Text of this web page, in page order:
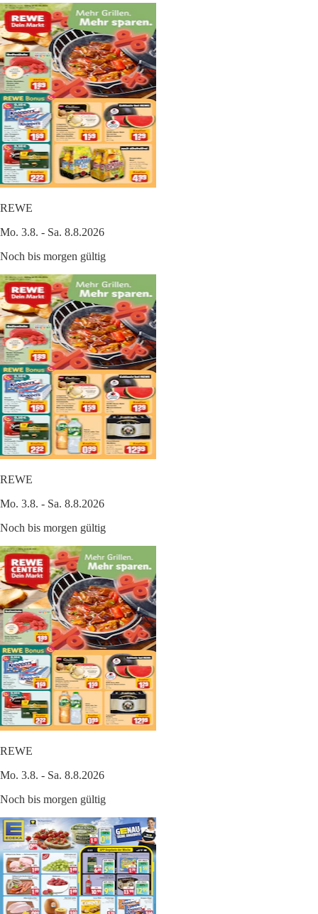
REWE
Mo. 3.8. - Sa. 8.8.2026
Noch bis morgen gültig
REWE
Mo. 3.8. - Sa. 8.8.2026
Noch bis morgen gültig
REWE
Mo. 3.8. - Sa. 8.8.2026
Noch bis morgen gültig